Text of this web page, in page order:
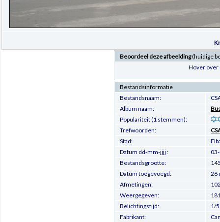
Beoordeel deze afbeelding(huidige
Hover over
Bestandsinformatie
Bestandsnaam:
Album naam:
Populariteit (1 stemmen):
Trefwoorden:
Stad:
Datum dd-mm-jjjj :
Bestandsgrootte:
Datum toegevoegd:
26
Afmetingen:
Weergegeven:
Belichtingstijd:
1/
Fabrikant: